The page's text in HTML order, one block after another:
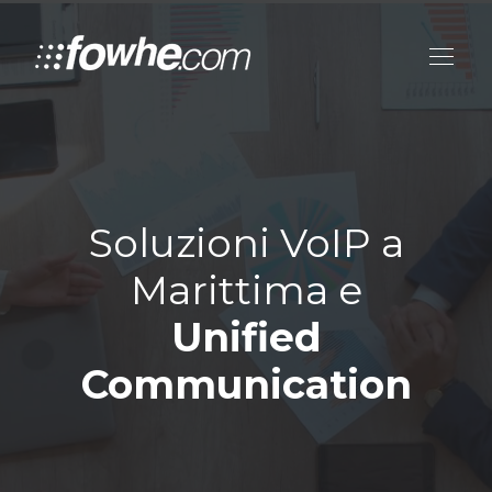
Soluzioni VoIP a
Marittima e
Unified
Communication